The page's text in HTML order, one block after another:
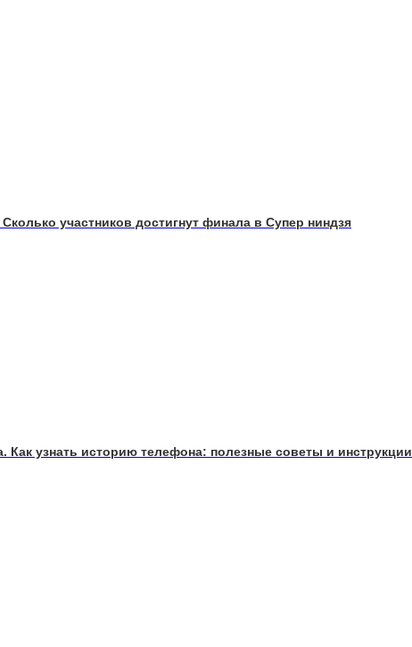
участников достигнут финала в Супер ниндзя
узнать историю телефона: полезные советы и инструкции